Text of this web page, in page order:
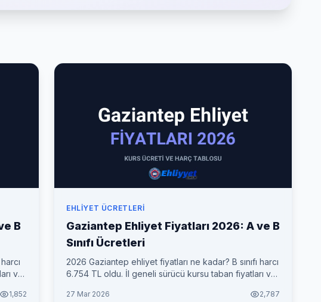
B
ve
1,852
EHLIYET ÜCRETLERI
Gaziantep Ehliyet Fiyatları 2026: A ve B
Sınıfı Ücretleri
2026 Gaziantep ehliyet fiyatları ne kadar? B sınıfı harcı
6.754 TL oldu. İl geneli sürücü kursu taban fiyatları ve
27 Mar 2026 2,787